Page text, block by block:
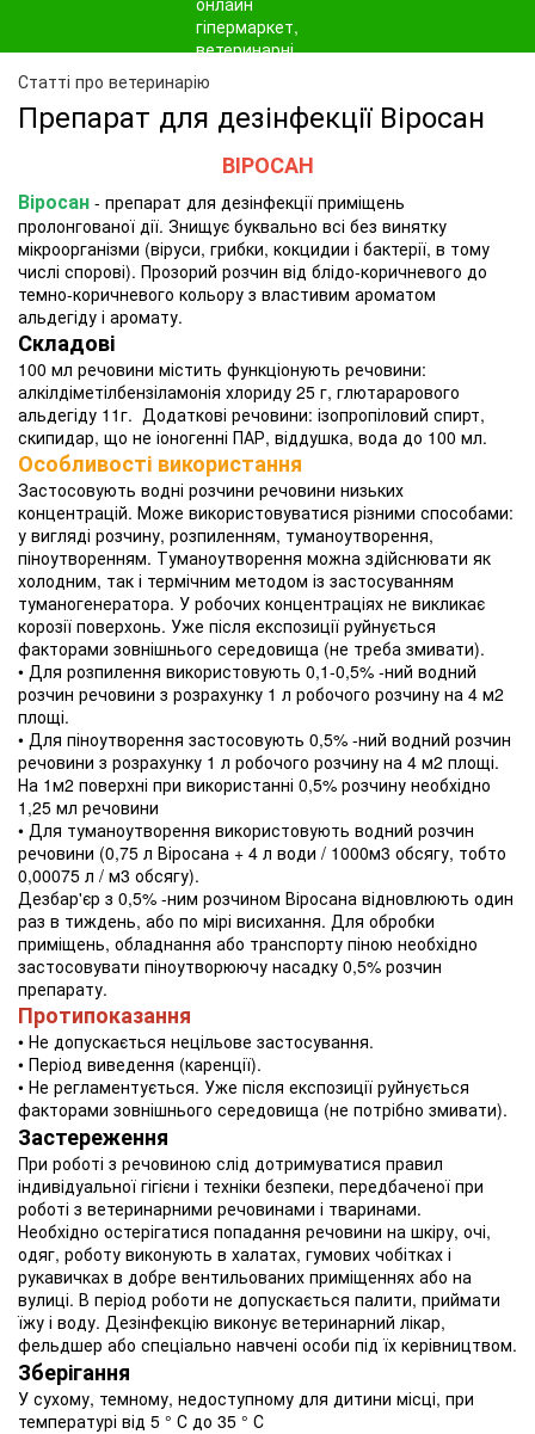
Статті про ветеринарію
Препарат для дезінфекції Віросан
ВІРОСАН
Віросан - препарат для дезінфекції приміщень
пролонгованої дії. Знищує буквально всі без винятку
мікроорганізми (віруси, грибки, кокцидии і бактерії, в тому
числі спорові). Прозорий розчин від блідо-коричневого до
темно-коричневого кольору з властивим ароматом
альдегіду і аромату.
Складові
100 мл речовини містить функціонують речовини:
алкілдіметілбензіламонія хлориду 25 г, глютарарового
альдегіду 11г. Додаткові речовини: ізопропіловий спирт,
скипидар, що не іоногенні ПАР, віддушка, вода до 100 мл.
Особливості використання
Застосовують водні розчини речовини низьких
концентрацій. Може використовуватися різними способами:
у вигляді розчину, розпиленням, туманоутворення,
піноутворенням. Туманоутворення можна здійснювати як
холодним, так і термічним методом із застосуванням
туманогенератора. У робочих концентраціях не викликає
корозії поверхонь. Уже після експозиції руйнується
факторами зовнішнього середовища (не треба змивати).
• Для розпилення використовують 0,1-0,5% -ний водний
розчин речовини з розрахунку 1 л робочого розчину на 4 м2
площі.
• Для піноутворення застосовують 0,5% -ний водний розчин
речовини з розрахунку 1 л робочого розчину на 4 м2 площі.
На 1м2 поверхні при використанні 0,5% розчину необхідно
1,25 мл речовини
• Для туманоутворення використовують водний розчин
речовини (0,75 л Віросана + 4 л води / 1000м3 обсягу, тобто
0,00075 л / м3 обсягу).
Дезбар'єр з 0,5% -ним розчином Віросана відновлюють один
раз в тиждень, або по мірі висихання. Для обробки
приміщень, обладнання або транспорту піною необхідно
застосовувати піноутворюючу насадку 0,5% розчин
препарату.
Протипоказання
• Не допускається нецільове застосування.
• Період виведення (каренції).
• Не регламентується. Уже після експозиції руйнується
факторами зовнішнього середовища (не потрібно змивати).
Застереження
При роботі з речовиною слід дотримуватися правил
індивідуальної гігієни і техніки безпеки, передбаченої при
роботі з ветеринарними речовинами і тваринами.
Необхідно остерігатися попадання речовини на шкіру, очі,
одяг, роботу виконують в халатах, гумових чобітках і
рукавичках в добре вентильованих приміщеннях або на
вулиці. В період роботи не допускається палити, приймати
їжу і воду. Дезінфекцію виконує ветеринарний лікар,
фельдшер або спеціально навчені особи під їх керівництвом.
Зберігання
У сухому, темному, недоступному для дитини місці, при
температурі від 5 ° С до 35 ° С